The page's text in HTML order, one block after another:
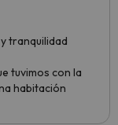
tranquilidad
tuvimos con la
habitación